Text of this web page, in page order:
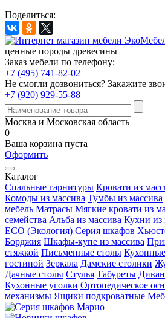
Поделиться:
ценные породы древесины
Заказ мебели по телефону:
+7 (495) 741-82-02
Не смогли дозвониться? Закажите
+7 (920) 929-55-88
Москва и Московская область
0
Ваша корзина пуста
Оформить
Каталог
Спальные гарнитуры Кровати из
Комоды из массива Тумбы из массива
мебель Матрасы Мягкие кровати из
семейства Альба из массива Кухни из
ECO (Экология) Серия шкафов
Борджия Шкафы-купе из массива
стяжкой Письменные столы
гостиной Зеркала Дамские столики
Дачные столы Стулья Табуреты
Кухонные уголки Ортопедическое
механизмы Ящики подкроватные